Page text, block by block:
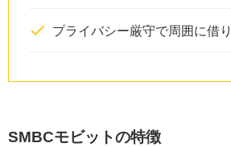
プライバシー厳守で周囲に借
SMBCモビットの特徴